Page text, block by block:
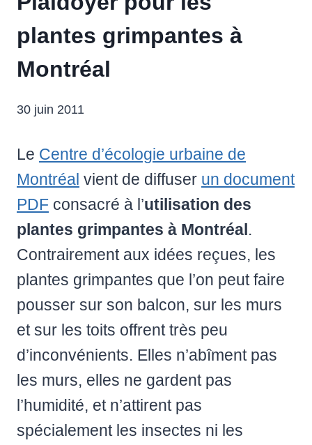
plantes grimpantes à
Montréal
30 juin 2011
Le Centre d’écologie urbaine de
Montréal vient de diffuser un document
PDF consacré à l’utilisation des
plantes grimpantes à Montréal.
Contrairement aux idées reçues, les
plantes grimpantes que l’on peut faire
pousser sur son balcon, sur les murs
et sur les toits offrent très peu
d’inconvénients. Elles n’abîment pas
les murs, elles ne gardent pas
l’humidité, et n’attirent pas
spécialement les insectes ni les